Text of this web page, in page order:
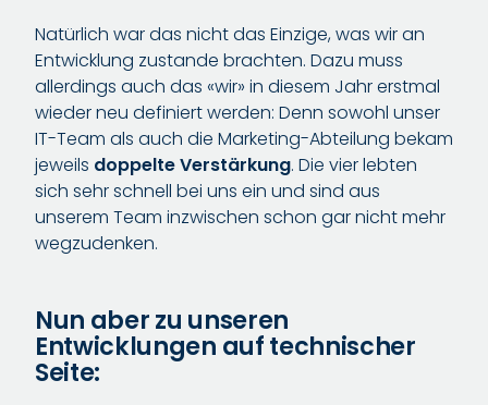
Natürlich war das nicht das Einzige, was wir an
Entwicklung zustande brachten. Dazu muss
allerdings auch das «wir» in diesem Jahr erstmal
wieder neu definiert werden: Denn sowohl unser
IT-Team als auch die Marketing-Abteilung bekam
jeweils doppelte Verstärkung. Die vier lebten
sich sehr schnell bei uns ein und sind aus
unserem Team inzwischen schon gar nicht mehr
wegzudenken.
Nun aber zu unseren
Entwicklungen auf technischer
Seite: